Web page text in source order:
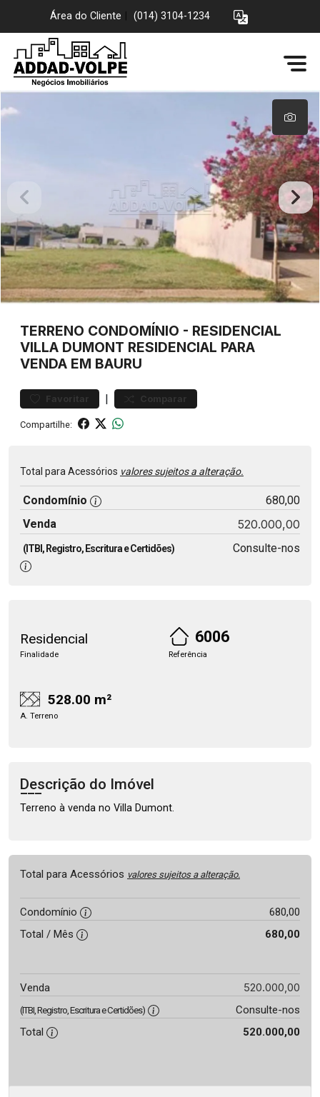
Área do Cliente (014) 3104-1234
TERRENO CONDOMÍNIO - RESIDENCIAL
VILLA DUMONT RESIDENCIAL PARA
VENDA EM BAURU
Favoritar | Comparar
Compartilhe:
Total para Acessórios valores sujeitos a alteração.
Condomínio
680,00
Venda
520.000,00
(ITBI, Registro, Escritura e Certidões) Consulte-nos
Residencial
Finalidade
6006
Referência
528.00 m²
A. Terreno
Descrição do Imóvel
Terreno à venda no Villa Dumont.
Total para Acessórios valores sujeitos a alteração.
Condomínio
680,00
Total / Mês
680,00
Venda 520.000,00
(ITBI, Registro, Escritura e Certidões)
Consulte-nos
Total
520.000,00